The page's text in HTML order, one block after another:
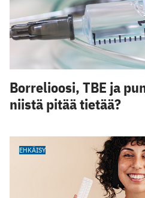
Borrelioosi, TBE ja
niistä pitää tietää?
EHKÄISY